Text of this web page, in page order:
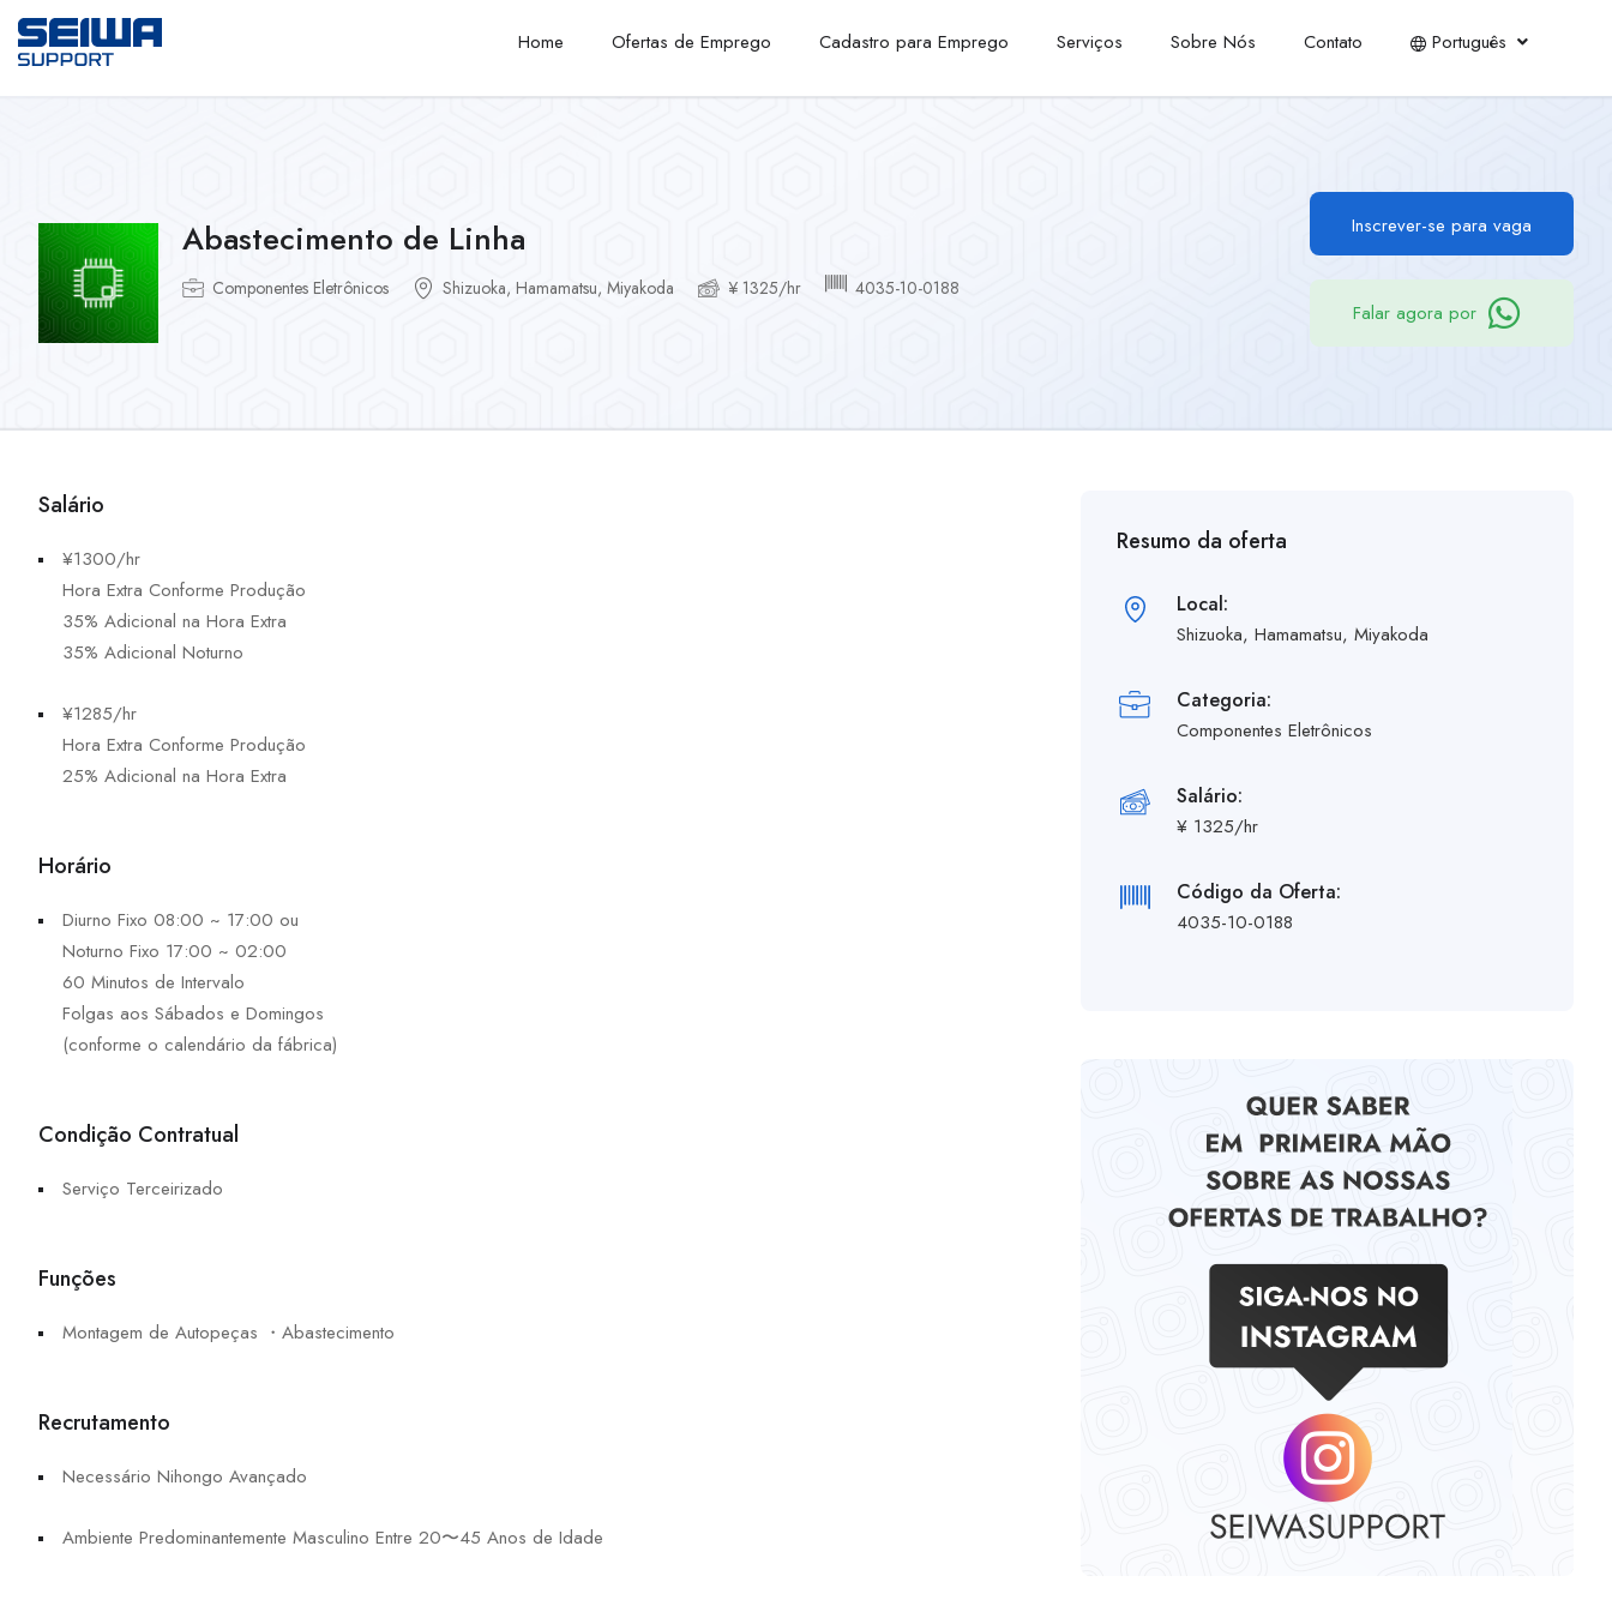
Home Ofertas de Emprego Cadastro para Emprego Serviços Sobre Nós Contato Português
Abastecimento de Linha
Componentes Eletrônicos Shizuoka, Hamamatsu, Miyakoda ¥ 1325/hr 4035-10-0188
Inscrever-se para vaga
Falar agora por
Salário
¥1300/hr
Hora Extra Conforme Produção
35% Adicional na Hora Extra
35% Adicional Noturno
¥1285/hr
Hora Extra Conforme Produção
25% Adicional na Hora Extra
Horário
Diurno Fixo 08:00 ~ 17:00 ou
Noturno Fixo 17:00 ~ 02:00
60 Minutos de Intervalo
Folgas aos Sábados e Domingos
(conforme o calendário da fábrica)
Condição Contratual
Serviço Terceirizado
Funções
Montagem de Autopeças ・Abastecimento
Recrutamento
Necessário Nihongo Avançado
Ambiente Predominantemente Masculino Entre 20〜45 Anos de Idade
Resumo da oferta
Local:
Shizuoka, Hamamatsu, Miyakoda
Categoria:
Componentes Eletrônicos
Salário:
¥ 1325/hr
Código da Oferta:
4035-10-0188